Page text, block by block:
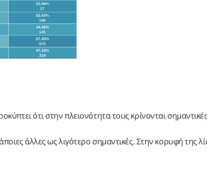
ότι στην πλειονότητα τους κρίνονται
άλλες ως λιγότερο σημαντικές. Στην κορυφή της